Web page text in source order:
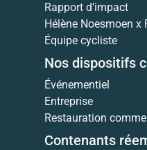
Rapport d’impact
Hélène Noesmoen x
Équipe cycliste
Nos dispositifs
Événementiel
Entreprise
Restauration
Contenants